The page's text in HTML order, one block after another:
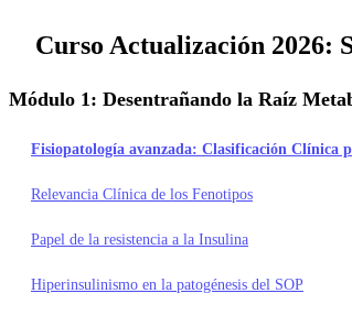
Curso Actualización 2026:
​Módulo 1: Desentrañando la Raíz
Fisiopatología avanzada: Clasificación Clínica
Relevancia Clínica de los Fenotipos
Papel de la resistencia a la Insulina
Hiperinsulinismo en la patogénesis del SOP